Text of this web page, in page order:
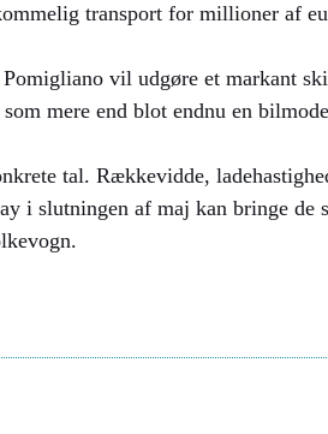
transport for millioner af
vil udgøre et markant
mere end blot endnu en
tal. Rækkevidde,
i slutningen af maj kan bringe